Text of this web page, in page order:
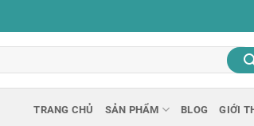
TRANG CHỦ SẢN PHẨM BLOG GIỚI